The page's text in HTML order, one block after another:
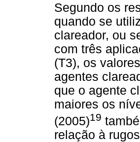
Segundo os
quando se
clareador, ou
com três
(T3), os
agentes
que o agente
maiores os
(2005)19
relação à